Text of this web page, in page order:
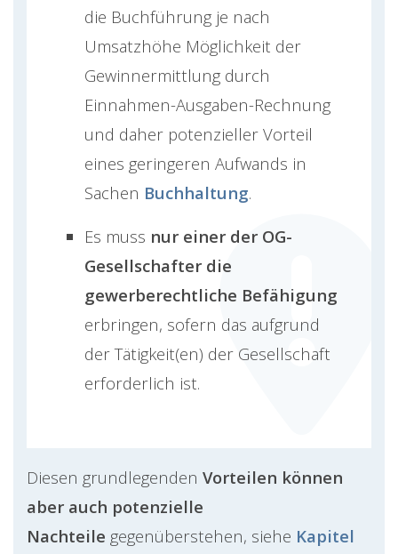
die Buchführung je nach
Umsatzhöhe Möglichkeit der
Gewinnermittlung durch
Einnahmen-Ausgaben-Rechnung
und daher potenzieller Vorteil
eines geringeren Aufwands in
Sachen Buchhaltung.
Es muss nur einer der OG-
Gesellschafter die
gewerberechtliche Befähigung
erbringen, sofern das aufgrund
der Tätigkeit(en) der Gesellschaft
erforderlich ist.
Diesen grundlegenden Vorteilen können
aber auch potenzielle
Nachteile gegenüberstehen, siehe Kapitel